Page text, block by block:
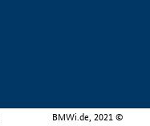
BMWi.de, 2021 ©